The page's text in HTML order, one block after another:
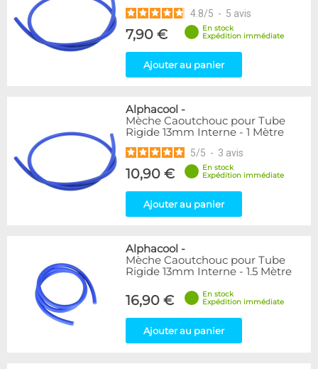
4.8/5 - 5 avis
7,90 €
En stock
Expédition immédiate
Ajouter au panier
Alphacool -
Mèche Caoutchouc pour Tube
Rigide 13mm Interne - 1 Mètre
5/5 - 3 avis
10,90 €
En stock
Expédition immédiate
Ajouter au panier
Alphacool -
Mèche Caoutchouc pour Tube
Rigide 13mm Interne - 1.5 Mètre
16,90 €
En stock
Expédition immédiate
Ajouter au panier